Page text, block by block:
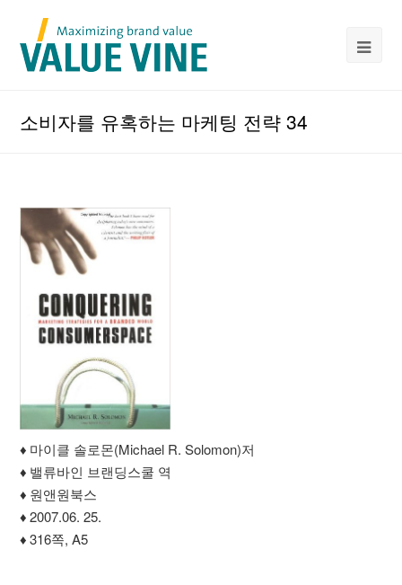
소비자를 유혹하는 마케팅 전략 34
♦ 마이클 솔로몬(Michael R. Solomon)저
♦ 밸류바인 브랜딩스쿨 역
♦ 원앤원북스
♦ 2007.06. 25.
♦ 316쪽, A5